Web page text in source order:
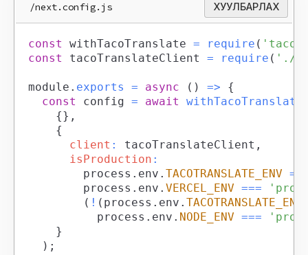
/next.config.js ХУУЛБАРЛАХ
const withTacoTranslate = require (
const
tacoTranslateClient = require ( './
module . exports = async ( ) =>
{
const
config = await withTacoTranslate
{} ,
{
client : tacoTranslateClient ,
isProduction :
				process
. env . TACOTRANSLATE_ENV
				process
. env . VERCEL_ENV ===
( ! ( process . env . TACOTRANSLATE_ENV
					process
. env . NODE_ENV ===
}
) ;